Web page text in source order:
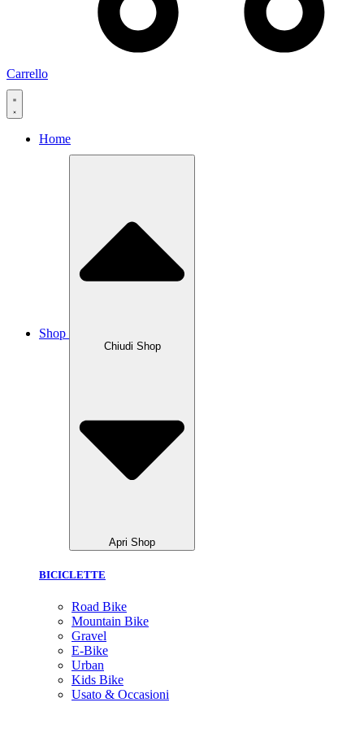
Carrello
Home
Shop
Chiudi Shop
Apri Shop
BICICLETTE
Road Bike
Mountain Bike
Gravel
E-Bike
Urban
Kids Bike
Usato & Occasioni